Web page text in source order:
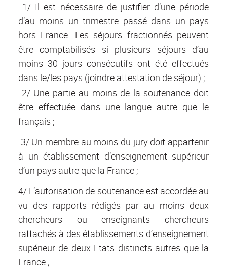
1/ Il est nécessaire de justifier d’une période
d’au moins un trimestre passé dans un pays
hors France. Les séjours fractionnés peuvent
être comptabilisés si plusieurs séjours d’au
moins 30 jours consécutifs ont été effectués
dans le/les pays (joindre attestation de séjour) ;
2/ Une partie au moins de la soutenance doit
être effectuée dans une langue autre que le
français ;
3/ Un membre au moins du jury doit appartenir
à un établissement d’enseignement supérieur
d’un pays autre que la France ;
4/ L’autorisation de soutenance est accordée au
vu des rapports rédigés par au moins deux
chercheurs ou enseignants chercheurs
rattachés à des établissements d’enseignement
supérieur de deux Etats distincts autres que la
France ;